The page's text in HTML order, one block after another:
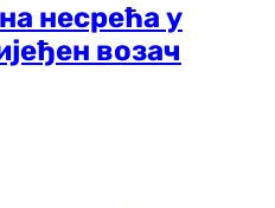
несрећа у
возач